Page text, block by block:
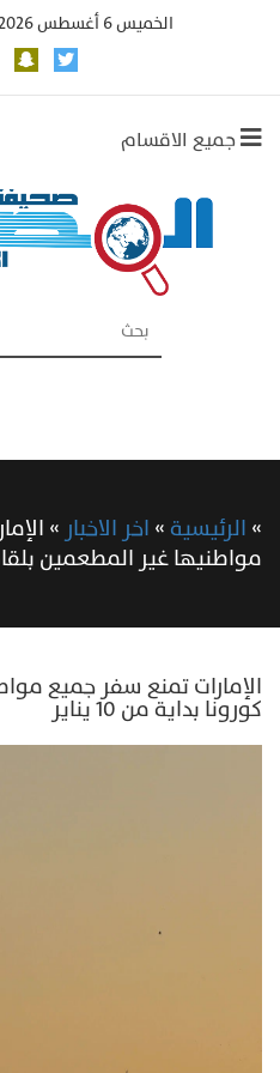
الخميس 6 أغسطس 2026 م || 21 صفر 1448هـ ||
جميع الاقسام
»الرئيسية»اخر الاخبار »
مواطنيها غير المطعمين بلقاح
الإمارات تمنع سفر جميع
كورونا بداية من 10 يناير